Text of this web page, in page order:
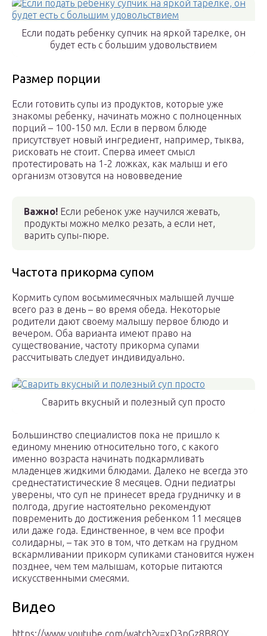
Если подать ребенку супчик на яркой тарелке, он
будет есть с большим удовольствием
Размер порции
Если готовить супы из продуктов, которые уже
знакомы ребенку, начинать можно с полноценных
порций – 100-150 мл. Если в первом блюде
присутствует новый ингредиент, например, тыква,
рисковать не стоит. Сперва имеет смысл
протестировать на 1-2 ложках, как малыш и его
организм отзовутся на нововведение
Важно! Если ребенок уже научился жевать,
продукты можно мелко резать, а если нет,
варить супы-пюре.
Частота прикорма супом
Кормить супом восьмимесячных малышей лучше
всего раз в день – во время обеда. Некоторые
родители дают своему малышу первое блюдо и
вечером. Оба варианта имеют право на
существование, частоту прикорма супами
рассчитывать следует индивидуально.
Сварить вкусный и полезный суп просто
Большинство специалистов пока не пришло к
единому мнению относительно того, с какого
именно возраста начинать подкармливать
младенцев жидкими блюдами. Далеко не всегда это
среднестатистические 8 месяцев. Одни педиатры
уверены, что суп не принесет вреда грудничку и в
полгода, другие настоятельно рекомендуют
повременить до достижения ребенком 11 месяцев
или даже года. Единственное, в чем все профи
солидарны, – так это в том, что деткам на грудном
вскармливании прикорм супиками становится нужен
позднее, чем тем малышам, которые питаются
искусственными смесями.
Видео
https://www.youtube.com/watch?v=xD3pGz8B8OY